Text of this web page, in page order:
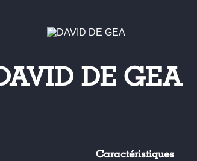
DE GEA
Caractéristiques